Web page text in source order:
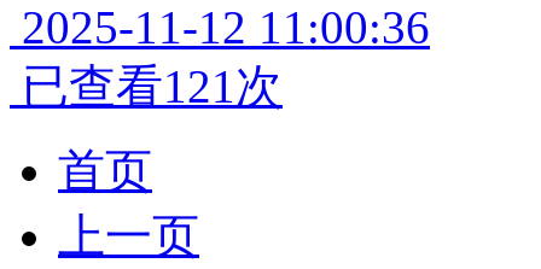
2025-11-12 11:00:36
已查看121次
首页
上一页